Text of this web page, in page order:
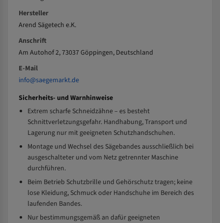
Hersteller
Arend Sägetech e.K.
Anschrift
Am Autohof 2, 73037 Göppingen, Deutschland
E-Mail
info@saegemarkt.de
Sicherheits- und Warnhinweise
Extrem scharfe Schneidzähne – es besteht
Schnittverletzungsgefahr. Handhabung, Transport und
Lagerung nur mit geeigneten Schutzhandschuhen.
Montage und Wechsel des Sägebandes ausschließlich bei
ausgeschalteter und vom Netz getrennter Maschine
durchführen.
Beim Betrieb Schutzbrille und Gehörschutz tragen; keine
lose Kleidung, Schmuck oder Handschuhe im Bereich des
laufenden Bandes.
Nur bestimmungsgemäß an dafür geeigneten